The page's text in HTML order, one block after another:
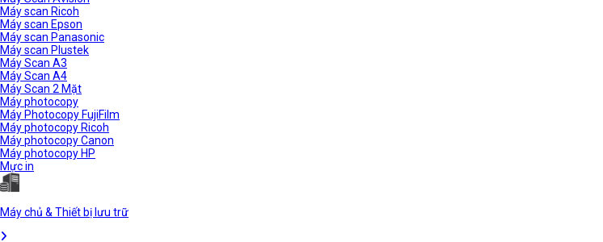
Máy scan Ricoh
Máy scan Epson
Máy scan Panasonic
Máy scan Plustek
Máy Scan A3
Máy Scan A4
Máy Scan 2 Mặt
Máy photocopy
Máy Photocopy FujiFilm
Máy photocopy Ricoh
Máy photocopy Canon
Máy photocopy HP
Mực in
Máy chủ & Thiết bị lưu trữ